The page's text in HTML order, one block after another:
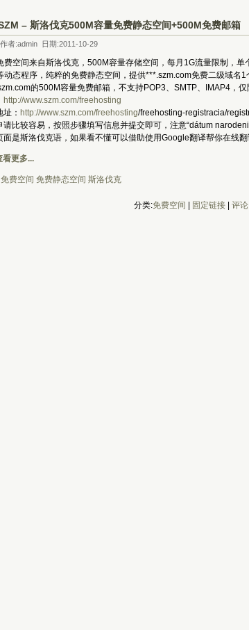
– 斯洛伐克500M容量免费静态空间+500M免费邮箱
作者:admin 日期:2011-10-29
费空间来自斯洛伐克，500M容量存储空间，每月1G流量限制，
动态程序，纯粹的免费静态空间，提供***.szm.com免费二级域名
的500M容量免费邮箱，不支持POP3、SMTP、IMAP4，仅
http://www.szm.com/freehosting
： http://www.szm.com/freehosting/freehosting-registracia/
较容易，按照步骤填写信息并提交即可，注意“dátum
斯洛伐克语，如果看不懂可以借助使用Google翻译帮你在线翻
看更多...
免费空间 免费静态空间 斯洛伐克
分类:免费空间 固定链接| 评